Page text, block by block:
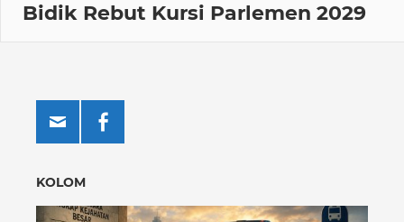
Bidik Rebut Kursi Parlemen 2029
KOLOM